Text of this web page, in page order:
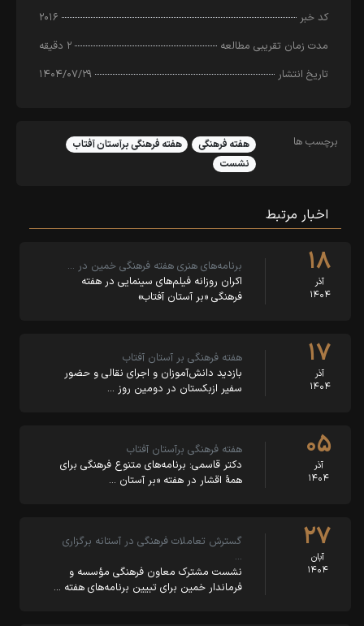
کد خبر
۲۰۱۶
مدت زمان تقریبی مطالعه
۲ دقیقه
تاریخ انتشار
۱۴۰۴/۰۷/۲۹
برچسب ها هفته فرهنگی
هفته فرهنگی برآستان آفتاب
نشست
اخبار مرتبط
۱۸
آذر
۱۴۰۴
برنامه‌های هنری هفته فرهنگی خمین در …
اکران روزانه فیلم‌های سینمایی در هفته
فرهنگی «بر آستان آفتاب»
۱۷
آذر
۱۴۰۴
هفته فرهنگی بر آستان آفتاب
بازدید دانش‌آموزان و اجرای نقالی و حضور
سفیر ازبکستان در دومین روز …
۰۵
آذر
۱۴۰۴
هفته فرهنگی برآستان آفتاب
دکتر قاسمی: برنامه‌های متنوع فرهنگی برای
همهٔ اقشار در هفته «بر آستان …
۲۷
آبان
۱۴۰۴
گسترش تعاملات فرهنگی در آستانه برگزاری
…
نشست مشترک معاون فرهنگی مؤسسه و
فرماندار خمین برای تبیین برنامه‌های هفته …